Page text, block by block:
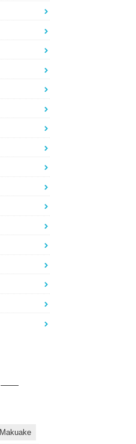
Makuake